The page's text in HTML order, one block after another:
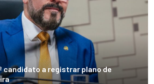
candidato a registrar plano de